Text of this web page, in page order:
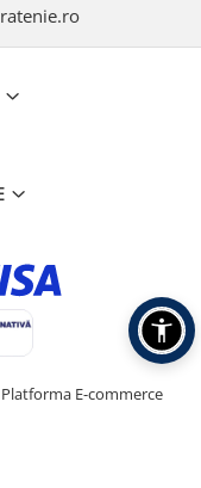
Platforma E-commerce